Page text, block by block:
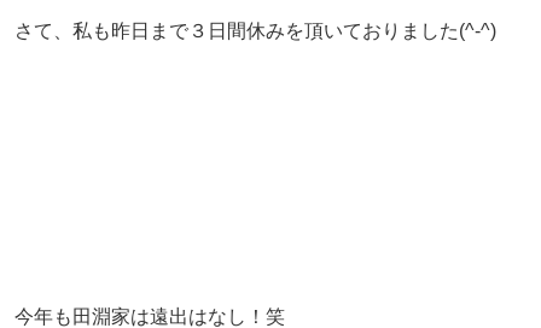
さて、私も昨日まで３日間休みを頂いておりました(^-^)
今年も田淵家は遠出はなし！笑